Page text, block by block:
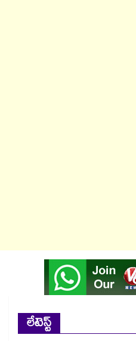
లేటెస్ట్